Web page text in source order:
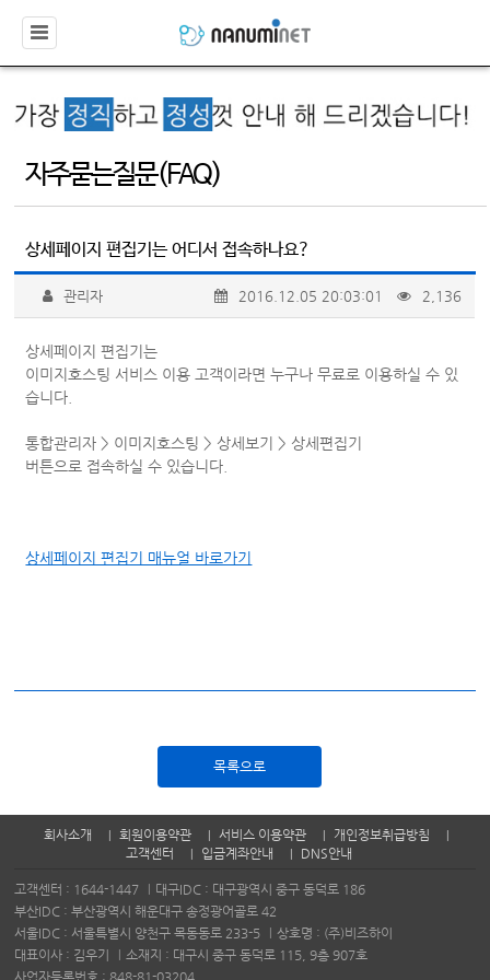
자주묻는질문(FAQ)
상세페이지 편집기는 어디서 접속하나요?
관리자 2016.12.05 20:03:01 2,136
상세페이지 편집기는
이미지호스팅 서비스 이용 고객이라면 누구나 무료로 이용하실 수 있
습니다.
통합관리자 > 이미지호스팅 > 상세보기 > 상세편집기
버튼으로 접속하실 수 있습니다.
상세페이지 편집기 매뉴얼 바로가기
목록으로
회사소개 회원이용약관 서비스 이용약관
개인정보취급방침
고객센터
입금계좌안내 DNS안내
고객센터 : 1644-1447
대구IDC : 대구광역시 중구 동덕로 186
부산IDC : 부산광역시 해운대구 송정광어골로 42
서울IDC : 서울특별시 양천구 목동동로 233-5
상호명 : (주)비즈하이
대표이사 : 김우기
소재지 : 대구시 중구 동덕로 115, 9층 907호
사업자등록번호 : 848-81-03204